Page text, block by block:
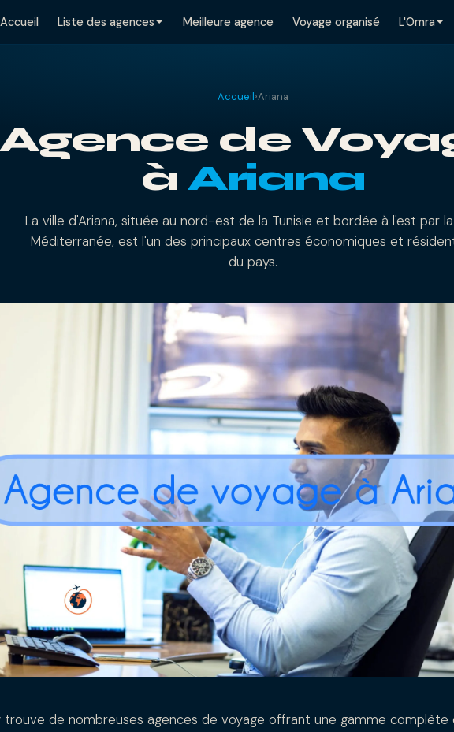
Accueil Liste des agences Meilleure agence Voyage organisé L'Omra
Accueil›Ariana
Agence de
àAriana
La ville d'Ariana, située au nord-est de la Tunisie et bordée à l'est par
Méditerranée, est l'un des principaux centres économiques et
du pays.
trouve de nombreuses agences de voyage offrant une gamme complète